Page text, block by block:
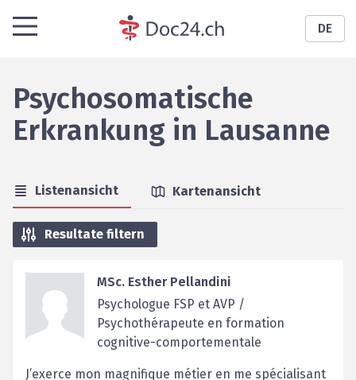
DE
Psychosomatische
Erkrankung in Lausanne
Listenansicht Kartenansicht
Resultate filtern
MSc. Esther Pellandini
Psychologue FSP et AVP /
Psychothérapeute en formation
cognitive-comportementale
J’exerce mon magnifique métier en me spécialisant